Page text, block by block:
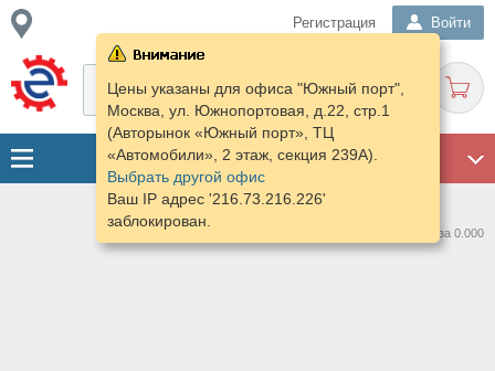
Регистрация Войти
Цены указаны для офиса "Южный порт",
Москва, ул. Южнопортовая, д.22, стр.1
(Авторынок «Южный порт», ТЦ
«Автомобили», 2 этаж, секция 239А).
Выбрать другой офис
Ваш IP адрес '216.73.216.226'
заблокирован.
Нашлось предложений: 0 за 0.000